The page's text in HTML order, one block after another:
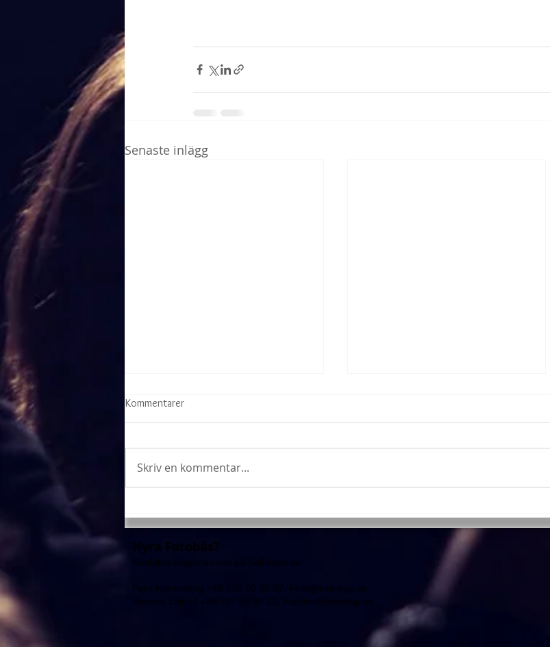
Senaste inlägg
Pirat skellet Fotobås
Kommentarer
Skriv en kommentar...
Hyra Fotobås?
Kontakta någon av oss på Selfiebox.se
Felix Nierenburg +46 735 00 96 97,
Felix@eventup.se
Paridon Eklund +46 707 29 84 22,
Paridon@eventup.se